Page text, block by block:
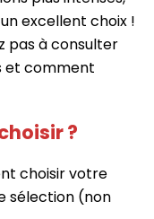
excellent choix !
pas à consulter
et comment
?
choisir votre
sélection (non